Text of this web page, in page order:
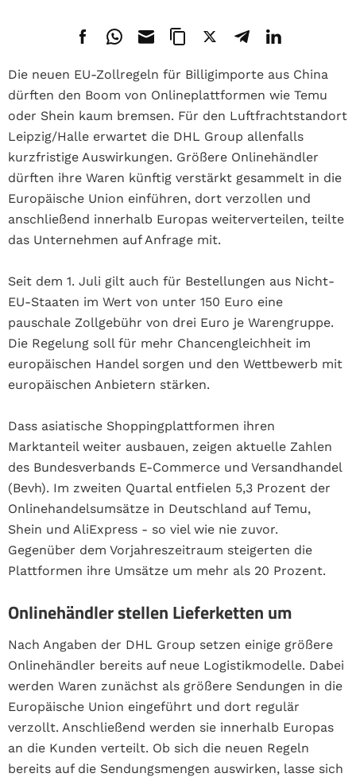
Die neuen EU-Zollregeln für Billigimporte aus China
dürften den Boom von Onlineplattformen wie Temu
oder Shein kaum bremsen. Für den Luftfrachtstandort
Leipzig/Halle erwartet die DHL Group allenfalls
kurzfristige Auswirkungen. Größere Onlinehändler
dürften ihre Waren künftig verstärkt gesammelt in die
Europäische Union einführen, dort verzollen und
anschließend innerhalb Europas weiterverteilen, teilte
das Unternehmen auf Anfrage mit.
Seit dem 1. Juli gilt auch für Bestellungen aus Nicht-
EU-Staaten im Wert von unter 150 Euro eine
pauschale Zollgebühr von drei Euro je Warengruppe.
Die Regelung soll für mehr Chancengleichheit im
europäischen Handel sorgen und den Wettbewerb mit
europäischen Anbietern stärken.
Dass asiatische Shoppingplattformen ihren
Marktanteil weiter ausbauen, zeigen aktuelle Zahlen
des Bundesverbands E-Commerce und Versandhandel
(Bevh). Im zweiten Quartal entfielen 5,3 Prozent der
Onlinehandelsumsätze in Deutschland auf Temu,
Shein und AliExpress - so viel wie nie zuvor.
Gegenüber dem Vorjahreszeitraum steigerten die
Plattformen ihre Umsätze um mehr als 20 Prozent.
Onlinehändler stellen Lieferketten um
Nach Angaben der DHL Group setzen einige größere
Onlinehändler bereits auf neue Logistikmodelle. Dabei
werden Waren zunächst als größere Sendungen in die
Europäische Union eingeführt und dort regulär
verzollt. Anschließend werden sie innerhalb Europas
an die Kunden verteilt. Ob sich die neuen Regeln
bereits auf die Sendungsmengen auswirken, lasse sich